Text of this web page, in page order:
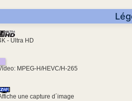
- Ultra HD
MPEG-H/HEVC/H-265
une capture d´image